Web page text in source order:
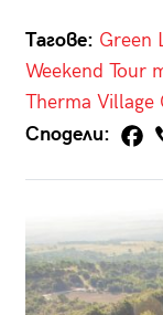
Тагове: Green
Weekend Tour
Therma Village
Сподели: